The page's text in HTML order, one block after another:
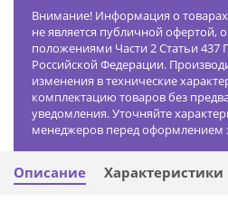
Внимание! Информация о
не является публичной офертой,
положениями Части 2 Статьи 437
Российской Федерации.
изменения в технические
комплектацию товаров без
уведомления. Уточняйте
менеджеров перед оформлением
Описание Характеристики